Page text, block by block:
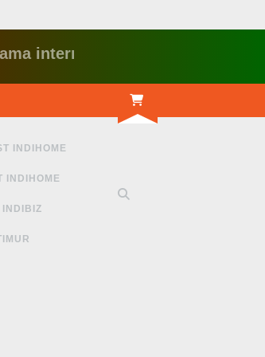
yang lambat gitu gitu aja
INDIHOME
INDIHOME
INDIBIZ